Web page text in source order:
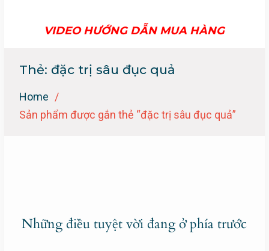
VIDEO HƯỚNG DẪN MUA HÀNG
Thẻ: đặc trị sâu đục quả
Home
Sản phẩm được gắn thẻ “đặc trị sâu đục quả”
Những điều tuyệt vời đang ở phía trước